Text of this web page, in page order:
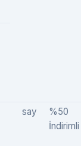
say
%50
İndirimli